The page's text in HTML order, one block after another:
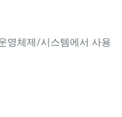
영체제/시스템에서 사용